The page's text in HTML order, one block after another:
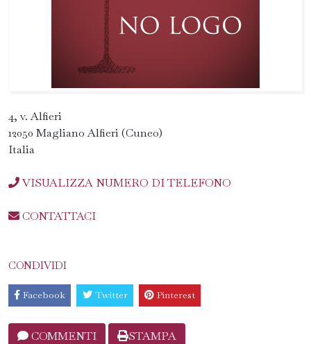
4, v. Alfieri
12050 Magliano Alfieri (Cuneo)
Italia
VISUALIZZA NUMERO DI TELEFONO
CONTATTACI
CONDIVIDI
Facebook Twitter Pinterest
COMMENTI STAMPA